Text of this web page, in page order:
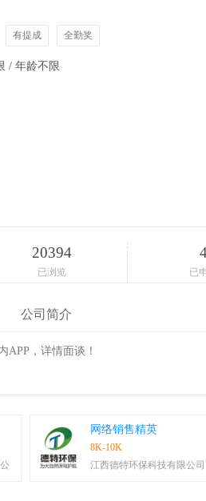
有提成 全勤奖
/ 年龄不限
20394
已浏览 已
公司简介
APP，详情面谈！
网络销售精英
8K-10K
江西德特环保科技有限公司